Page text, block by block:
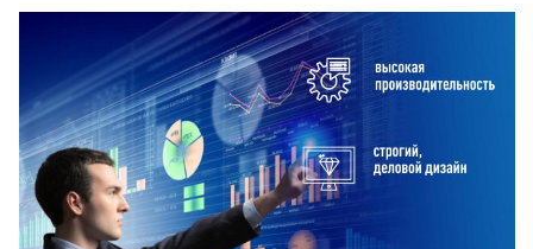
Смотреть проект